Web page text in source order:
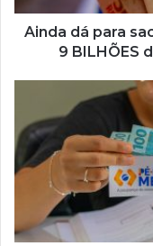
9
BILHÕES
disponíveis;
Ainda dá para
9 BILHÕES
olho:
pagamento
do
Meia
em